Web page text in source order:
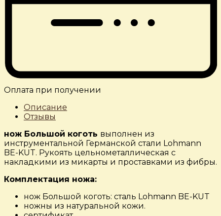
Оплата при получении
Описание
Отзывы
нож Большой коготь выполнен из
инструментальной Германской стали Lohmann
BE-KUT. Рукоять цельнометаллическая с
накладкими из микарты и проставками из фибры.
Комплектация ножа:
нож Большой коготь: сталь Lohmann BE-KUT
ножны из натуральной кожи.